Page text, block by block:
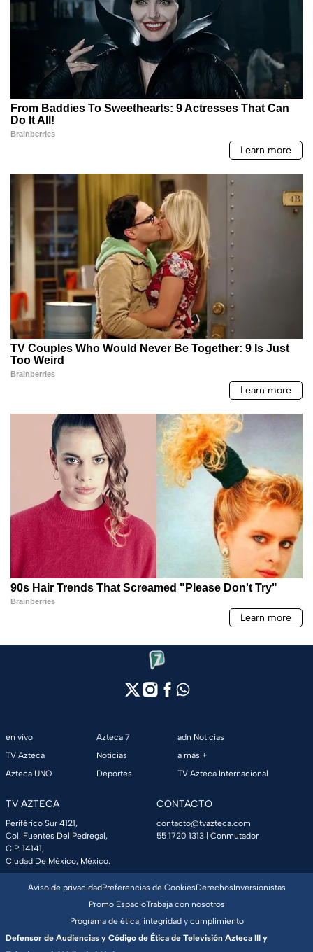
en vivo
TV Azteca
Azteca UNO
Azteca 7
Noticias
Deportes
adn Noticias
a más +
TV Azteca Internacional
TV AZTECA
Periférico Sur 4121,
Col. Fuentes Del Pedregal,
C.P. 14141,
Ciudad De México, México.
CONTACTO
contacto@tvazteca.com
55 1720 1313 | Conmutador
Aviso de privacidadPreferencias de CookiesDerechosInversionistas
Promo EspacioTrabaja con nosotros
Programa de ética, integridad y cumplimiento
Defensor de Audiencias y Código de Ética de Televisión Azteca III y